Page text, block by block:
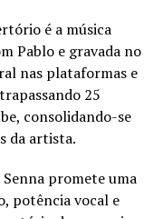
é a música
Pablo e gravada no
nas plataformas e
25
consolidando-se
da artista.
Senna promete uma
potência vocal e